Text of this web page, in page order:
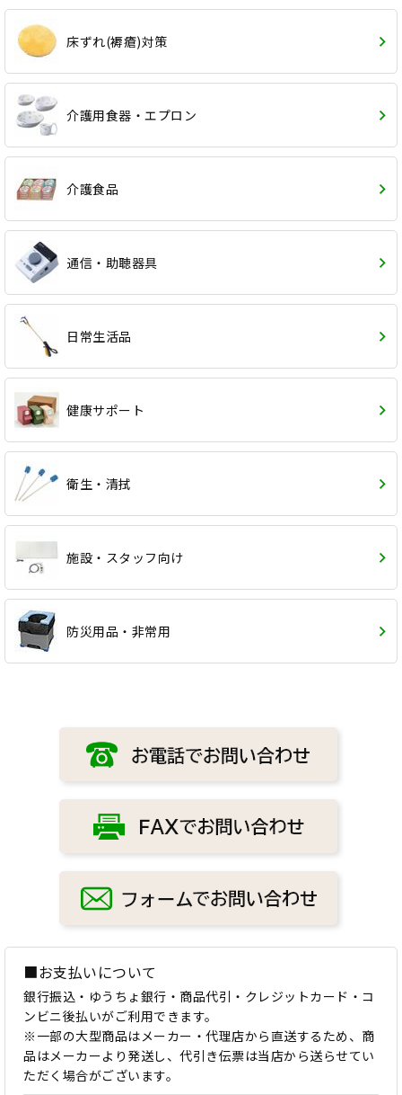
床ずれ(褥瘡)対策
介護用食器・エプロン
介護食品
通信・助聴器具
日常生活品
健康サポート
衛生・清拭
施設・スタッフ向け
防災用品・非常用
■お支払いについて
銀行振込・ゆうちょ銀行・商品代引・クレジットカード・コ
ンビニ後払いがご利用できます。
※一部の大型商品はメーカー・代理店から直送するため、商
品はメーカーより発送し、代引き伝票は当店から送らせてい
ただく場合がございます。